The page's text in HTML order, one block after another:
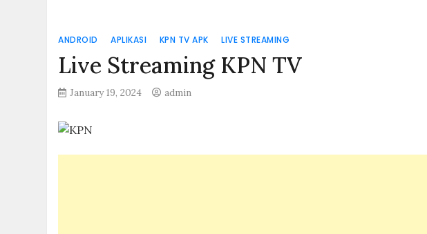
ANDROID APLIKASI KPN TV APK LIVE STREAMING
Live Streaming KPN TV
January 19, 2024 admin